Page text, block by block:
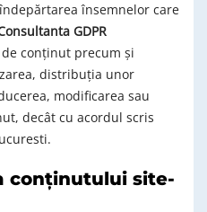
însemnelor care
GDPR
conținut precum și
distribuția unor
modificarea sau
decât cu acordul scris
conținutului site-